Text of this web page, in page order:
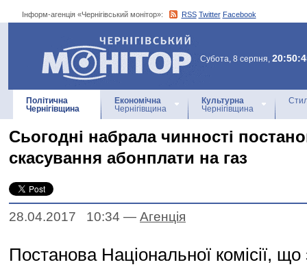
Інформ-агенція «Чернігівський монітор»: RSS Twitter Facebook
Інформ-агенція
«Чернігівський монітор»
Субота, 8 серпня,
Політична
Чернігівщина
Економічна
Чернігівщина
Культурна
Чернігівщина
Сьогодні набрала чинності
скасування абонплати на газ
28.04.2017 10:34 — Агенцiя
Постанова Національної комісії, що